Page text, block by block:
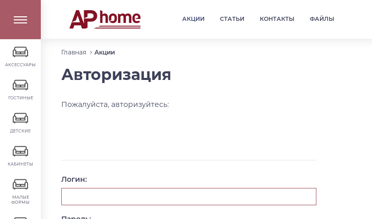
АКЦИИ СТАТЬИ КОНТАКТЫ ФАЙЛЫ
АКСЕССУАРЫ
ГОСТИНЫЕ
ДЕТСКИЕ
КАБИНЕТЫ
МАЛЫЕ
ФОРМЫ
Главная Акции
Авторизация
Пожалуйста, авторизуйтесь:
Логин: